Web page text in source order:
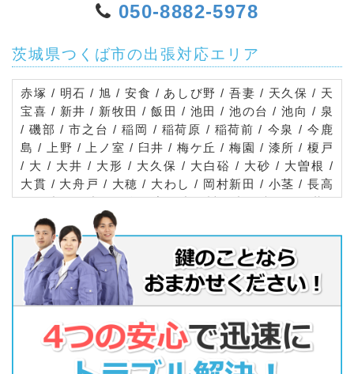
050-8882-5978
茨城県つくば市の出張対応エリア
赤塚 / 明石 / 旭 / 安食 / あしび野 / 吾妻 / 天久保 / 天
宝喜 / 新井 / 新牧田 / 飯田 / 池田 / 池の台 / 池向 / 泉
/ 磯部 / 市之台 / 稲岡 / 稲荷原 / 稲荷前 / 今泉 / 今鹿
島 / 上野 / 上ノ室 / 臼井 / 梅ケ丘 / 梅園 / 漆所 / 榎戸
/ 大 / 大井 / 大形 / 大久保 / 大白硲 / 大砂 / 大曽根 /
大貫 / 大舟戸 / 大穂 / 大わし / 岡村新田 / 小茎 / 長高
野 / 小沢 / 小田 / 鬼ケ窪 / 小野川 / 小野崎 / 面野井 /
学園の森 / 学園南 / 梶内 / 鹿島台 / 春日 / 片田 / 葛城
根崎 / 香取台 / 要 / 上岩崎 / 上大島 / 上萱丸 / かみか
わ / 上河原崎 / 上郷 / 上境 / 上里 / 上沢 / 上菅間 / 上
原 / 上広岡 / 上横場 / 苅間 / 神郡 / 観音台 / 吉瀬 / 北
太田 / 北郷 / 北中島 / 北中妻 / 北原 / 君島 / 茎崎 / 国
松 / 九万坪 / 倉掛 / 栗原 / 研究学園 / 小泉 / 高野 / 高
野台 / 高野原新田 / 小白硲 / 五人受 / 木俣 / 駒込 / 小
山 / 小和田 / 金田 / 佐 / 妻木 / 西郷 / 境田 / 境松 / 栄
/ 桜 / 桜が丘 / さくらの森 / 酒丸 / 大角豆 / 篠崎 / 柴